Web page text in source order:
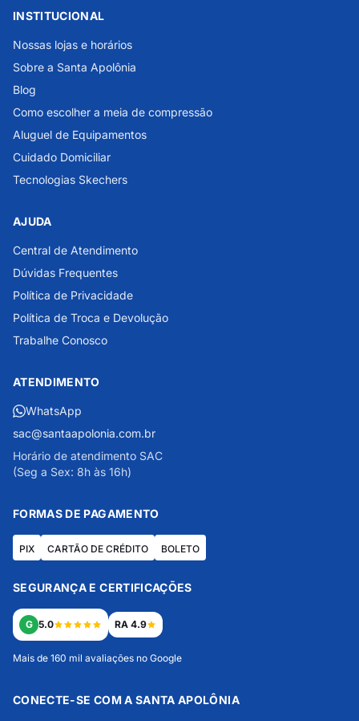
INSTITUCIONAL
Nossas lojas e horários
Sobre a Santa Apolônia
Blog
Como escolher a meia de compressão
Aluguel de Equipamentos
Cuidado Domiciliar
Tecnologias Skechers
AJUDA
Central de Atendimento
Dúvidas Frequentes
Política de Privacidade
Política de Troca e Devolução
Trabalhe Conosco
ATENDIMENTO
WhatsApp
sac@santaapolonia.com.br
Horário de atendimento SAC
(Seg a Sex: 8h às 16h)
FORMAS DE PAGAMENTO
PIX CARTÃO DE CRÉDITO BOLETO
SEGURANÇA E CERTIFICAÇÕES
G 5.0 RA 4.9
Mais de 160 mil avaliações no Google
CONECTE-SE COM A SANTA APOLÔNIA